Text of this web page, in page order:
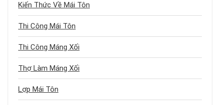
Kiến Thức Về Mái Tôn
Thi Công Mái Tôn
Thi Công Máng Xối
Thợ Làm Máng Xối
Lợp Mái Tôn